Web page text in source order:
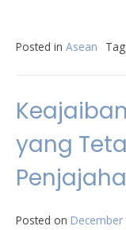
Posted in Asean
yang
Posted on